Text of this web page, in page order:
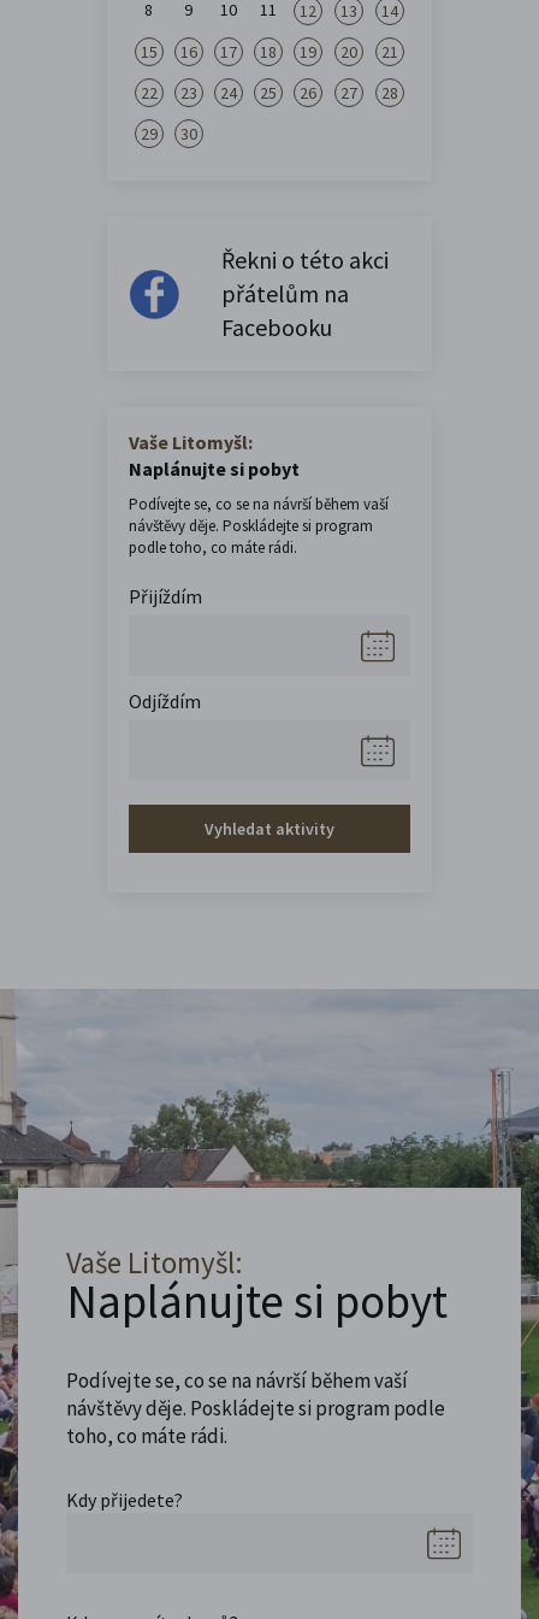
8 9 10 11 12 13
14
15
16 17 18 19 20
21
22
23 24 25 26 27
28
29
30
Řekni o této akci
přátelům na
Facebooku
Vaše Litomyšl:
Naplánujte si pobyt
Podívejte se, co se na návrší během vaší
návštěvy děje. Poskládejte si program
podle toho, co máte rádi.
Přijíždím
Odjíždím
Vyhledat aktivity
Vaše Litomyšl:
Naplánujte si pobyt
Podívejte se, co se na návrší během vaší
návštěvy děje. Poskládejte si program podle
toho, co máte rádi.
Kdy přijedete?